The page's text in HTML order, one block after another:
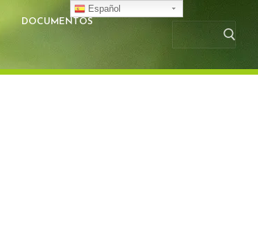
DOCUMENTOS
Español